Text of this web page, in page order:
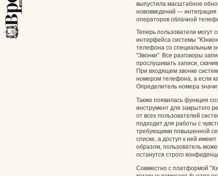
выпустила масштабное
нововведений —
операторов облачной
Теперь пользователи могут
интерфейса системы
телефона со специальным
"Звонки". Все разговоры
прослушивать записи,
При входящем звонке
номером телефона, а если
Определитель номера
Также появилась функция
инструмент для закрытого
от всех пользователей
подходит для работы с
требующими повышенной
списке, а доступ к ней
образом, пользователь
останутся строго
Совместно с платформой